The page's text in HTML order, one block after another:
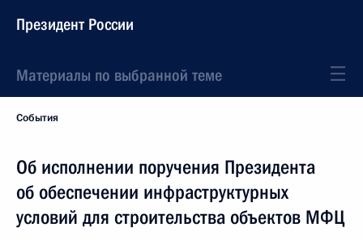
Президент России
Материалы по выбранной теме
События
Об исполнении поручения Президента
об обеспечении инфраструктурных
условий для строительства объектов МФЦ